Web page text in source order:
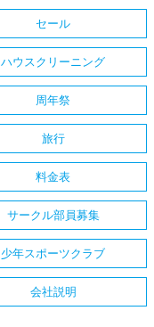
セール
ハウスクリーニング
周年祭
旅行
料金表
サークル部員募集
少年スポーツクラブ
会社説明